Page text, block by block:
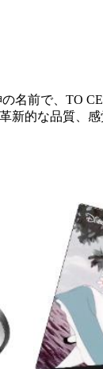
名前で、TO
的な品質、